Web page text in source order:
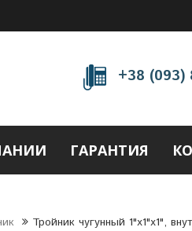
+38 (093)
ГАРАНТИЯ
Тройник чугунный 1"х1"х1",